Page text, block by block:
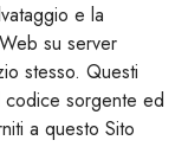
e la
su server
stesso. Questi
sorgente ed
a questo Sito